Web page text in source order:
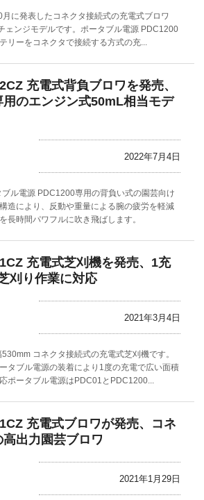
に発表したコネクタ接続式の充電式ブロワ
ェンジモデルです。ポータブル電源 PDC1200
リーをコネクタで接続する方式の充...
充電式背負ブロワを発売、
用のエンジン式50mL相当モデ
2022年7月4日
ル電源 PDC1200専用の背負い式の園芸向け
造により、反動や重量による腕の疲労を軽減
長時間パワフルに吹き飛ばします。
充電式芝刈機を発売、1充
刈り作業に対応
2021年3月4日
コネクタ接続式の充電式芝刈機です。
タブル電源の装着により1度の充電で広い面積
ポータブル電源はPDC01とPDC1200...
充電式ブロワが発売、コネ
出力園芸ブロワ
2021年1月29日